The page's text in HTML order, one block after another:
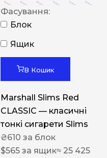
Фасування:
Блок
Ящик
В Кошик
Marshall Slims Red
CLASSIC — класичні
тонкі сигарети Slims
₴610 за блок
$565 за ящик≈ 25 425